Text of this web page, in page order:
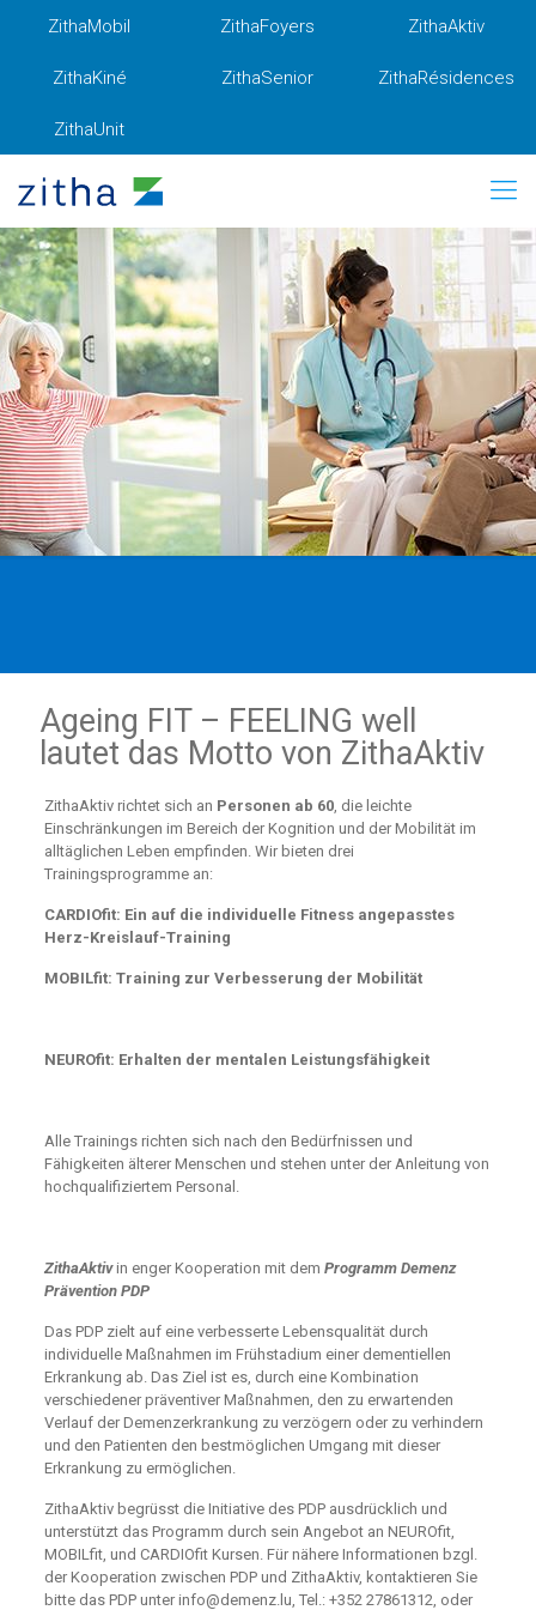
ZithaMobil ZithaFoyers ZithaAktiv
ZithaKiné ZithaSenior ZithaRésidences
ZithaUnit
Ageing FIT – FEELING well
lautet das Motto von ZithaAktiv
ZithaAktiv richtet sich an Personen ab 60, die leichte
Einschränkungen im Bereich der Kognition und der Mobilität im
alltäglichen Leben empfinden. Wir bieten drei
Trainingsprogramme an:
CARDIOfit: Ein auf die individuelle Fitness angepasstes
Herz-Kreislauf-Training
MOBILfit: Training zur Verbesserung der Mobilität
NEUROfit: Erhalten der mentalen Leistungsfähigkeit
Alle Trainings richten sich nach den Bedürfnissen und
Fähigkeiten älterer Menschen und stehen unter der Anleitung von
hochqualifiziertem Personal.
ZithaAktivin enger Kooperation mit dem Programm Demenz
Prävention PDP
Das PDP zielt auf eine verbesserte Lebensqualität durch
individuelle Maßnahmen im Frühstadium einer dementiellen
Erkrankung ab. Das Ziel ist es, durch eine Kombination
verschiedener präventiver Maßnahmen, den zu erwartenden
Verlauf der Demenzerkrankung zu verzögern oder zu verhindern
und den Patienten den bestmöglichen Umgang mit dieser
Erkrankung zu ermöglichen.
ZithaAktiv begrüsst die Initiative des PDP ausdrücklich und
unterstützt das Programm durch sein Angebot an NEUROfit,
MOBILfit, und CARDIOfit Kursen. Für nähere Informationen bzgl.
der Kooperation zwischen PDP und ZithaAktiv, kontaktieren Sie
bitte das PDP unter info@demenz.lu, Tel.: +352 27861312, oder